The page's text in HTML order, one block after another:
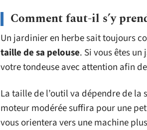
Comment faut-il s’y
Un jardinier en herbe sait toujours
taille de sa pelouse. Si vous êtes
votre tondeuse avec attention afin
La taille de l’outil va dépendre de la
moteur modérée suffira pour une
vous orientera vers une machine